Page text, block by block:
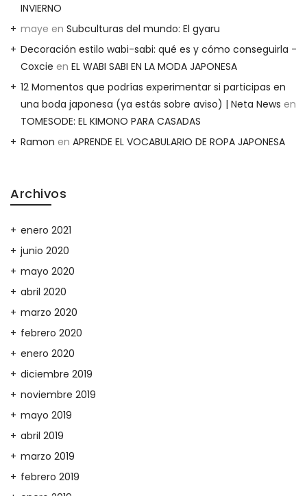
INVIERNO
maye en Subculturas del mundo: El gyaru
Decoración estilo wabi-sabi: qué es y cómo conseguirla -
Coxcie en EL WABI SABI EN LA MODA JAPONESA
12 Momentos que podrías experimentar si participas en
una boda japonesa (ya estás sobre aviso) | Neta News en
TOMESODE: EL KIMONO PARA CASADAS
Ramon en APRENDE EL VOCABULARIO DE ROPA JAPONESA
Archivos
enero 2021
junio 2020
mayo 2020
abril 2020
marzo 2020
febrero 2020
enero 2020
diciembre 2019
noviembre 2019
mayo 2019
abril 2019
marzo 2019
febrero 2019